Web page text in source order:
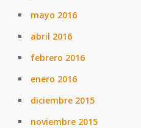
mayo 2016
abril 2016
febrero 2016
enero 2016
diciembre 2015
noviembre 2015